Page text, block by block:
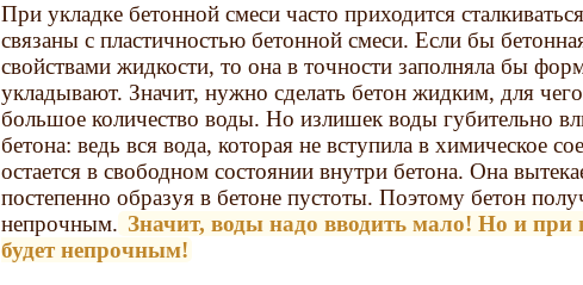
При укладке бетонной смеси часто приходится
связаны с пластичностью бетонной смеси. Если бы
свойствами жидкости, то она в точности заполняла бы
укладывают. Значит, нужно сделать бетон жидким, для
большое количество воды. Но излишек воды губительно
бетона: ведь вся вода, которая не вступила в химическое
остается в свободном состоянии внутри бетона. Она
постепенно образуя в бетоне пустоты. Поэтому бетон
непрочным. Значит, воды надо вводить мало! Но и при
будет непрочным!